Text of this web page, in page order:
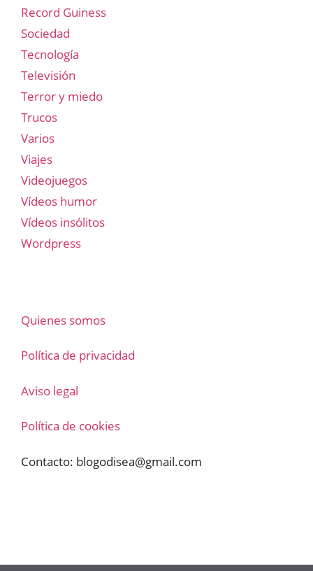
Record Guiness
Sociedad
Tecnología
Televisión
Terror y miedo
Trucos
Varios
Viajes
Videojuegos
Vídeos humor
Vídeos insólitos
Wordpress
Quienes somos
Política de privacidad
Aviso legal
Política de cookies
Contacto: blogodisea@gmail.com